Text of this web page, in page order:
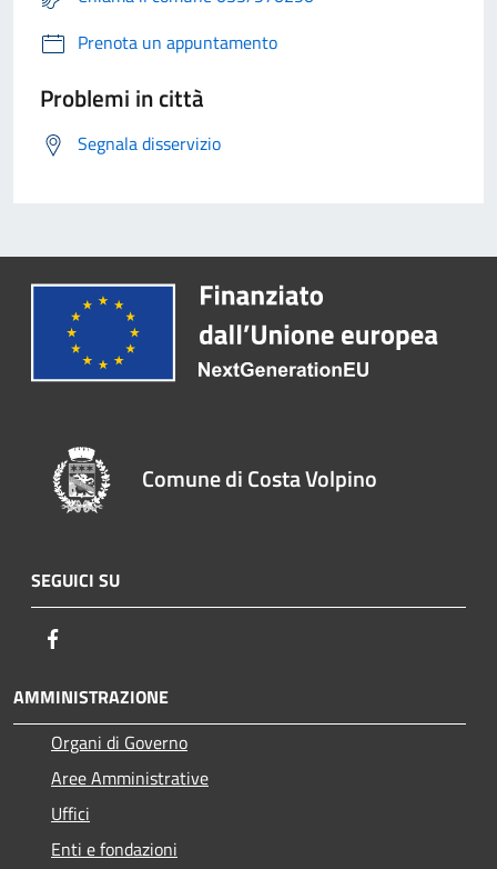
Prenota un appuntamento
Problemi in città
Segnala disservizio
Comune di Costa Volpino
SEGUICI SU
AMMINISTRAZIONE
Organi di Governo
Aree Amministrative
Uffici
Enti e fondazioni